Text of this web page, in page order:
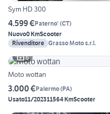
Sym HD 300
4.599 €Paterno' (CT)
Nuovo0 KmScooter
Rivenditore Grasso Moto s.r.l.
6
Moto wottan
3.000 €Palermo(PA)
Usato11/202311564 KmScooter